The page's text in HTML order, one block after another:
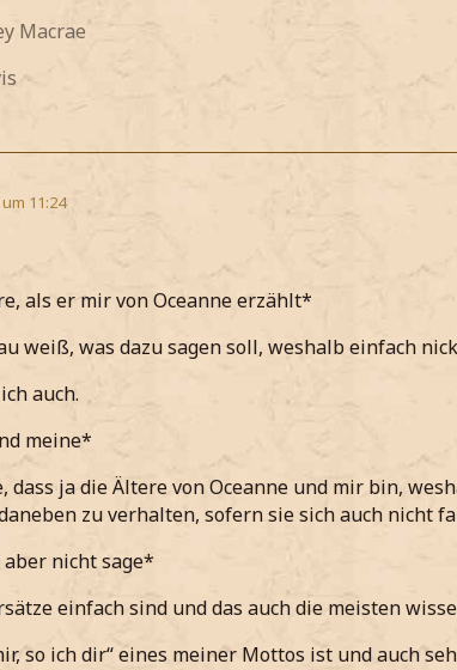
Macrae
11:24
als er mir von Oceanne erzählt*
weiß, was dazu sagen soll, weshalb einfach
auch.
meine*
dass ja die Ältere von Oceanne und mir bin,
zu verhalten, sofern sie sich auch nicht
aber nicht sage*
einfach sind und das auch die meisten
so ich dir“ eines meiner Mottos ist und auch